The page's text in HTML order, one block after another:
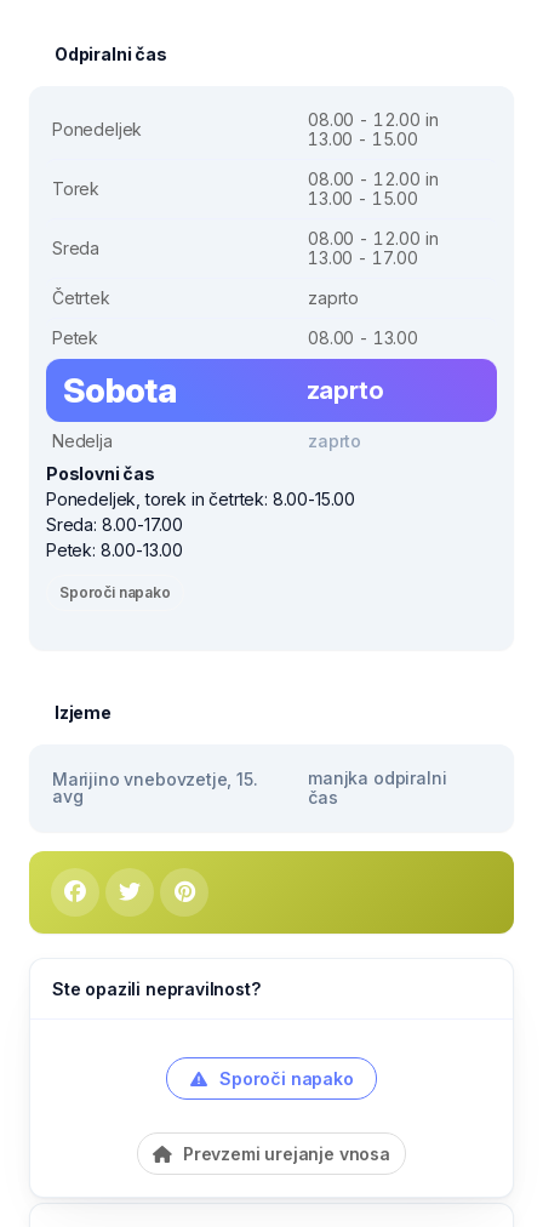
Odpiralni čas
Ponedeljek
08.00 - 12.00 in
13.00 - 15.00
Torek
08.00 - 12.00 in
13.00 - 15.00
Sreda
08.00 - 12.00 in
13.00 - 17.00
Četrtek
zaprto
Petek
08.00 - 13.00
Sobota zaprto
Nedelja
zaprto
Poslovni čas
Ponedeljek, torek in četrtek: 8.00-15.00
Sreda: 8.00-17.00
Petek: 8.00-13.00
Sporoči napako
Izjeme
Marijino vnebovzetje, 15.
avg
manjka odpiralni
čas
Ste opazili nepravilnost?
Sporoči napako
Prevzemi urejanje vnosa